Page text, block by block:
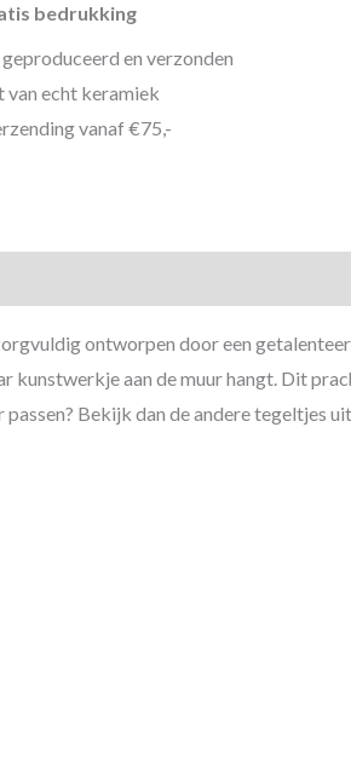
€ 13,95.€ 12,95.
bedrukking
en verzonden
van echt keramiek
vanaf €75,-
ontworpen door een
aan de muur hangt. Dit
Bekijk dan de andere tegeltjes